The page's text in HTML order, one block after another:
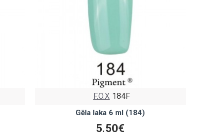
F.O.X 184F
Gēla laka 6 ml (184)
5.50€